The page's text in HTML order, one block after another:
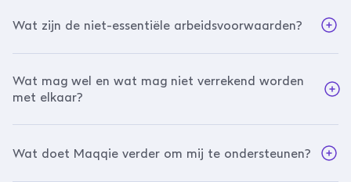
Wat zijn de niet-essentiële arbeidsvoorwaarden?
Wat mag wel en wat mag niet verrekend worden
met elkaar?
Wat doet Maqqie verder om mij te ondersteunen?